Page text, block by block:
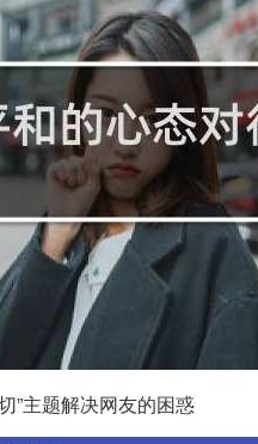
”主题解决网友的困惑